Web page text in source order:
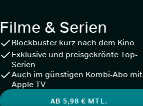
Filme & Serien
Blockbuster kurz nach dem Kino
Exklusive und preisgekrönte Top-
Serien
Auch im günstigen Kombi-Abo mit
Apple TV
AB 5,98 € MTL.